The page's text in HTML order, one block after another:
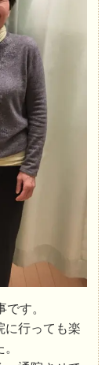
す。
に行っても楽